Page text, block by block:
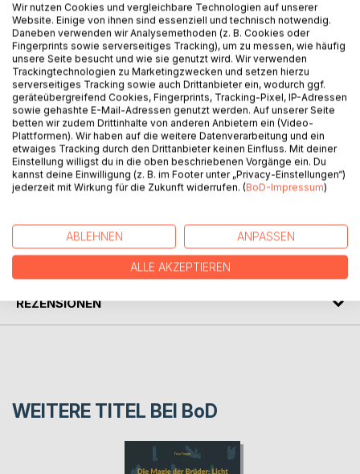
In einer magischen Welt wird der Fuchs Foxy von der
Dunkelheit getrennt, als sein Bruder Fangor in die
Schattenwelt entführt wird. Entschlossen, ihn zu retten,
begibt sich Foxy mit einem mächtigen Zauberstab auf eine
gefährliche Reise. Auf seinem Weg begegnet er
unerwarteten verbündeten und muss sich der Dunkelheit
stellen, die die Brüder auseinandergerissen hat. Können
Foxy und Fangor Ihre Verbindung wiederherstellen, oder
wird das Licht für immer erlöschen?
PRESSESTIMMEN
REZENSIONEN
WEITERE TITEL BEI BoD
Wir nutzen Cookies und vergleichbare Technologien auf unserer
Website. Einige von ihnen sind essenziell und technisch notwendig.
Daneben verwenden wir Analysemethoden (z. B. Cookies oder
Fingerprints sowie serverseitiges Tracking), um zu messen, wie häufig
unsere Seite besucht und wie sie genutzt wird. Wir verwenden
Trackingtechnologien zu Marketingzwecken und setzen hierzu
serverseitiges Tracking sowie auch Drittanbieter ein, wodurch ggf.
geräteübergreifend Cookies, Fingerprints, Tracking-Pixel, IP-Adressen
sowie gehashte E-Mail-Adressen genutzt werden. Auf unserer Seite
betten wir zudem Drittinhalte von anderen Anbietern ein (Video-
Plattformen). Wir haben auf die weitere Datenverarbeitung und ein
etwaiges Tracking durch den Drittanbieter keinen Einfluss. Mit deiner
Einstellung willigst du in die oben beschriebenen Vorgänge ein. Du
kannst deine Einwilligung (z. B. im Footer unter „Privacy-Einstellungen“)
jederzeit mit Wirkung für die Zukunft widerrufen. (BoD-Impressum)
ABLEHNEN ANPASSEN
ALLE AKZEPTIEREN